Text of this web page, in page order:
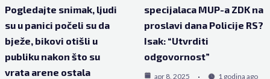
Pogledajte snimak, ljudi
su u panici počeli su da
bježe, bikovi otišli u
publiku nakon što su
vrata arene ostala
specijalaca MUP-a ZDK na
proslavi dana Policije RS?
Isak: “Utvrditi
odgovornost”
apr 8, 2025 1 godina ago